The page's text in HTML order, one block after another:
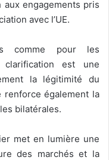
engagements pris
avec l’UE.
comme pour les
est une
la légitimité du
renforce également la
bilatérales.
met en lumière une
des marchés et la